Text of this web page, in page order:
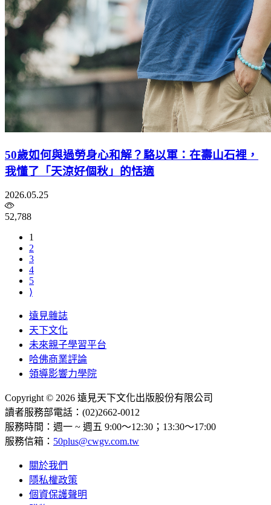
50歲如何與過勞身心和解？駱以軍：在壽山石裡，
我懂了「天涼好個秋」的恬適
2026.05.25
52,788
1
2
3
4
5
⟩
遠見雜誌
天下文化
未來親子學習平台
哈佛商業評論
領導影響力學院
Copyright © 2026 遠見天下文化出版股份有限公司
讀者服務部電話：(02)2662-0012
服務時間：週一 ~ 週五 9:00～12:30；13:30～17:00
服務信箱： 50plus@cwgv.com.tw
關於我們
隱私權政策
個資保護聲明